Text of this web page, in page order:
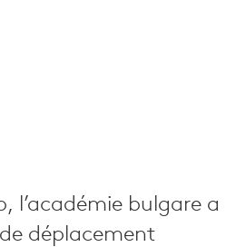
l’académie bulgare a
déplacement